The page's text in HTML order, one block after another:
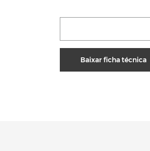
pressão com
Testado com
43°C, eficiência
Descongelação
0 /+8°C.
Descongelação
Baixar ficha técnica